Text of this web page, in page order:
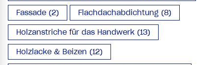
Fassade (2) Flachdachabdichtung (8)
Holzanstriche für das Handwerk (13)
Holzlacke & Beizen (12)